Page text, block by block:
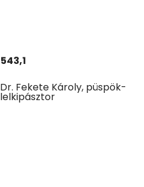
543,1
Dr. Fekete Károly, püspök-
lelkipásztor